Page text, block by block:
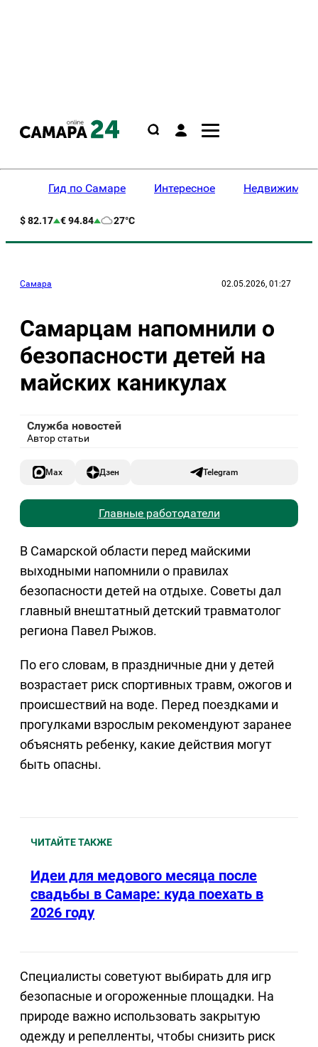
Гид по Самаре Интересное
$ 82.17 € 94.84 27°C
Самара 02.05.2026, 01:27
Самарцам напомнили о
безопасности детей на
майских каникулах
Служба новостей
Автор статьи
Max Дзен Telegram
Главные работодатели
В Самарской области перед майскими
выходными напомнили о правилах
безопасности детей на отдыхе. Советы дал
главный внештатный детский травматолог
региона Павел Рыжов.
По его словам, в праздничные дни у детей
возрастает риск спортивных травм, ожогов и
происшествий на воде. Перед поездками и
прогулками взрослым рекомендуют заранее
объяснять ребенку, какие действия могут
быть опасны.
ЧИТАЙТЕ ТАКЖЕ
Идеи для медового месяца после
свадьбы в Самаре: куда поехать в
2026 году
Специалисты советуют выбирать для игр
безопасные и огороженные площадки. На
природе важно использовать закрытую
одежду и репелленты, чтобы снизить риск